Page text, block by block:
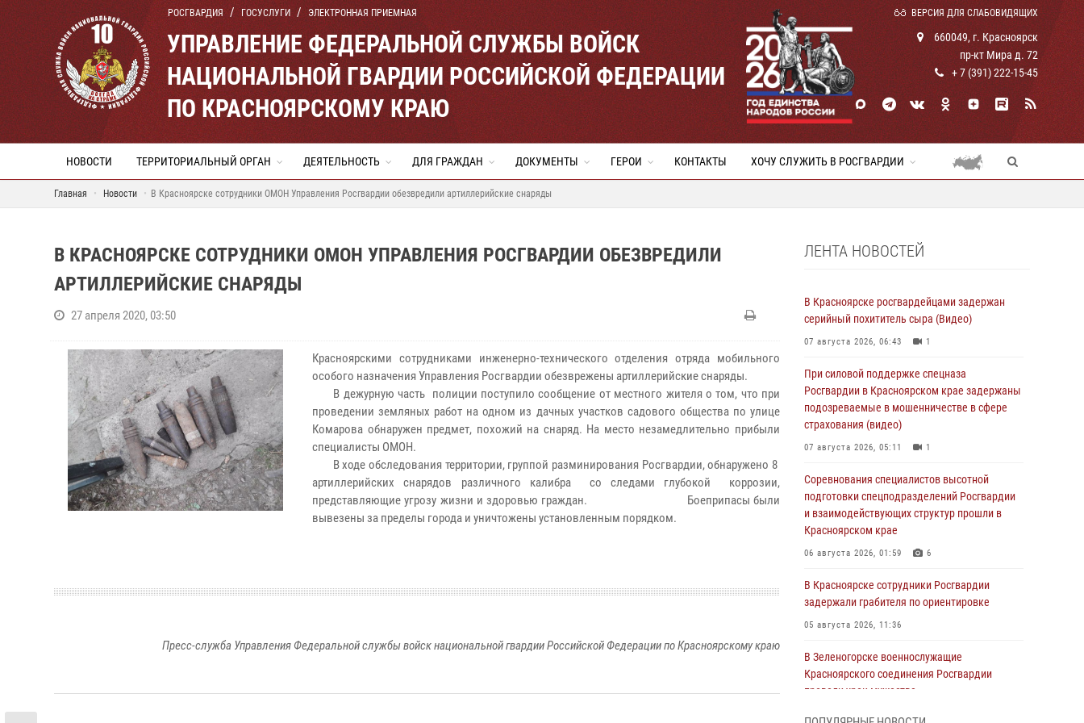
РОСГВАРДИЯ ГОСУСЛУГИ ЭЛЕКТРОННАЯ ПРИЕМНАЯ ВЕРСИЯ ДЛЯ СЛАБОВИДЯЩИХ
УПРАВЛЕНИЕ ФЕДЕРАЛЬНОЙ СЛУЖБЫ ВОЙСК
НАЦИОНАЛЬНОЙ ГВАРДИИ РОССИЙСКОЙ ФЕДЕРАЦИИ
ПО КРАСНОЯРСКОМУ КРАЮ
660049, г. Красноярск
пр-кт Мира д. 72
+ 7 (391) 222-15-45
НОВОСТИ ТЕРРИТОРИАЛЬНЫЙ ОРГАН ДЕЯТЕЛЬНОСТЬ ДЛЯ ГРАЖДАН ДОКУМЕНТЫ ГЕРОИ КОНТАКТЫ ХОЧУ СЛУЖИТЬ В РОСГВАРДИИ
Главная Новости В Красноярске сотрудники ОМОН Управления Росгвардии обезвредили артиллерийские снаряды
В КРАСНОЯРСКЕ СОТРУДНИКИ ОМОН УПРАВЛЕНИЯ РОСГВАРДИИ ОБЕЗВРЕДИЛИ
АРТИЛЛЕРИЙСКИЕ СНАРЯДЫ
27 апреля 2020, 03:50
Красноярскими сотрудниками инженерно-технического отделения отряда мобильного
особого назначения Управления Росгвардии обезврежены артиллерийские снаряды.
В дежурную часть полиции поступило сообщение от местного жителя о том, что при
проведении земляных работ на одном из дачных участков садового общества по улице
Комарова обнаружен предмет, похожий на снаряд. На место незамедлительно прибыли
специалисты ОМОН.
В ходе обследования территории, группой разминирования Росгвардии, обнаружено 8
артиллерийских снарядов различного калибра со следами глубокой коррозии,
представляющие угрозу жизни и здоровью граждан. Боеприпасы были
вывезены за пределы города и уничтожены установленным порядком.
Пресс-служба Управления Федеральной службы войск национальной гвардии Российской Федерации по Красноярскому краю
ЛЕНТА НОВОСТЕЙ
В Красноярске росгвардейцами задержан
серийный похититель сыра (Видео)
07 августа 2026, 06:43 1
При силовой поддержке спецназа
Росгвардии в Красноярском крае задержаны
подозреваемые в мошенничестве в сфере
страхования (видео)
07 августа 2026, 05:11 1
Соревнования специалистов высотной
подготовки спецподразделений Росгвардии
и взаимодействующих структур прошли в
Красноярском крае
06 августа 2026, 01:59 6
В Красноярске сотрудники Росгвардии
задержали грабителя по ориентировке
05 августа 2026, 11:36
В Зеленогорске военнослужащие
Красноярского соединения Росгвардии
провели урок мужества